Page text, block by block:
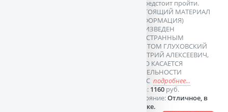
ей предстоит пройти.
НАСТОЯЩИЙ МАТЕРИАЛ
(ИНФОРМАЦИЯ)
ПРОИЗВЕДЕН
ИНОСТРАННЫМ
АГЕНТОМ ГЛУХОВСКИЙ
ДМИТРИЙ АЛЕКСЕЕВИЧ,
ЛИБО КАСАЕТСЯ
ДЕЯТЕЛЬНОСТИ
ИНОС подробнее...
Цена: 1160руб.
Состояние:Отличное, в
пленке.